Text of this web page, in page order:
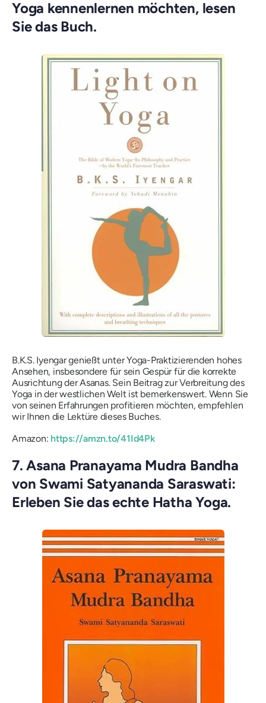
Yoga kennenlernen möchten, lesen
Sie das Buch.
B.K.S. Iyengar genießt unter Yoga-Praktizierenden hohes
Ansehen, insbesondere für sein Gespür für die korrekte
Ausrichtung der Asanas. Sein Beitrag zur Verbreitung des
Yoga in der westlichen Welt ist bemerkenswert. Wenn Sie
von seinen Erfahrungen profitieren möchten, empfehlen
wir Ihnen die Lektüre dieses Buches.
Amazon: https://amzn.to/41Id4Pk
7. Asana Pranayama Mudra Bandha
von Swami Satyananda Saraswati:
Erleben Sie das echte Hatha Yoga.